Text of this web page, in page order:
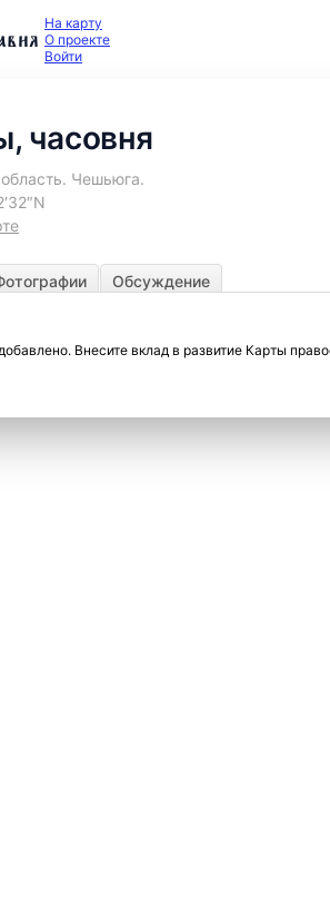
На карту
О проекте
Войти
часовня
Чешьюга.
Обсуждение
Внесите вклад в развитие Карты